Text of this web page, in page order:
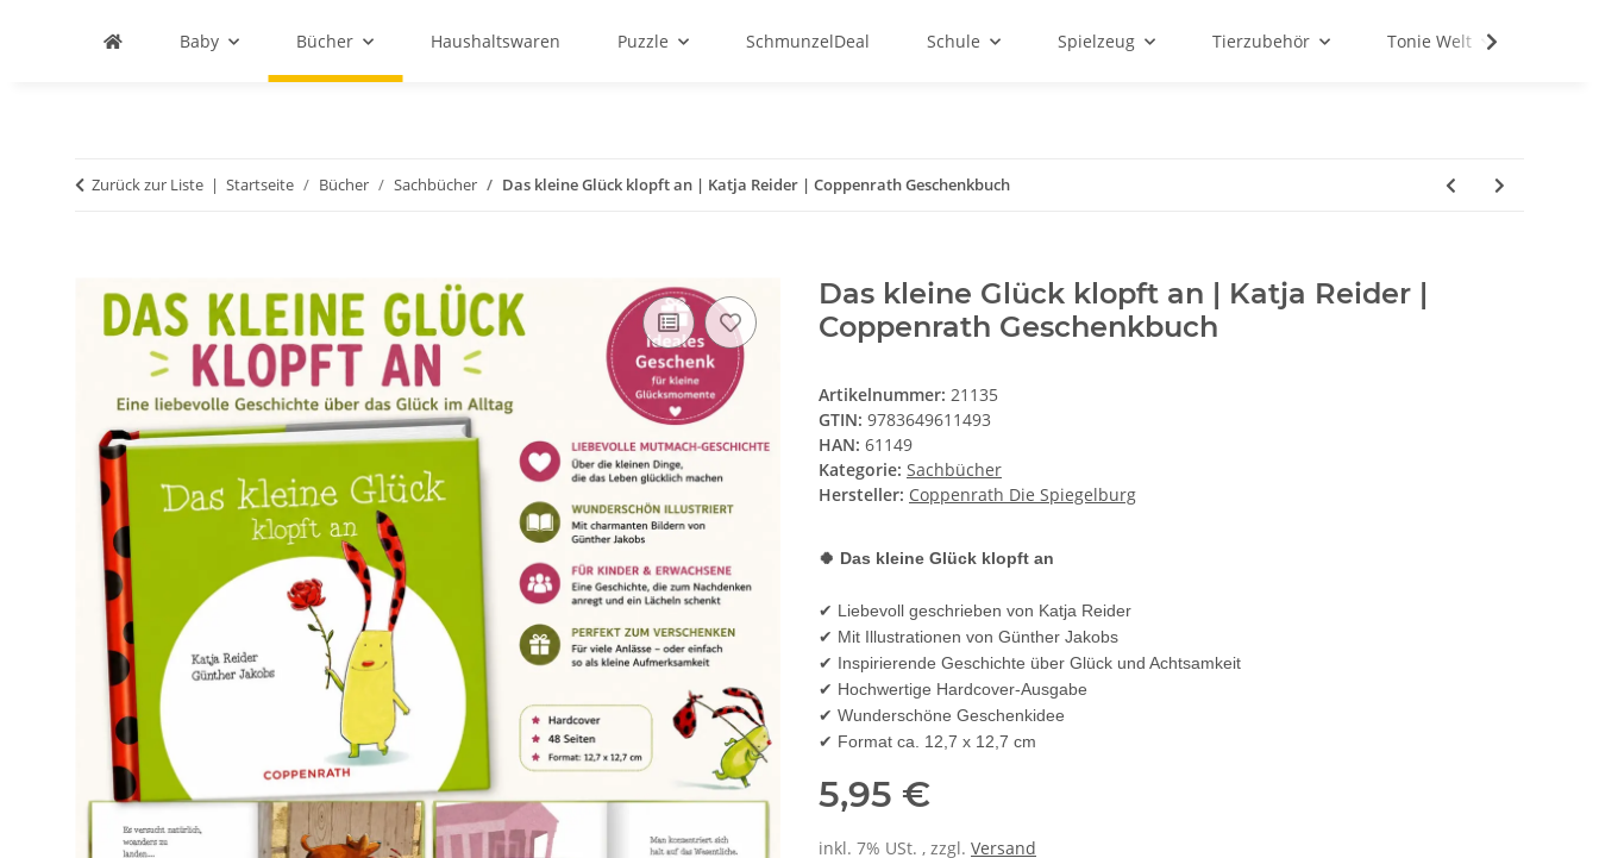
Baby Bücher Haushaltswaren Puzzle SchmunzelDeal Schule Spielzeug Tierzubehör Tonie Welt
Zurück zur Liste Startseite Bücher Sachbücher Das kleine Glück klopft an | Katja Reider | Coppenrath Geschenkbuch
Das kleine Glück klopft an | Katja Reider |
Coppenrath Geschenkbuch
Artikelnummer: 21135
GTIN: 9783649611493
HAN: 61149
Kategorie: Sachbücher
Hersteller: Coppenrath Die Spiegelburg
🍀 Das kleine Glück klopft an
✔ Liebevoll geschrieben von Katja Reider
✔ Mit Illustrationen von Günther Jakobs
✔ Inspirierende Geschichte über Glück und Achtsamkeit
✔ Hochwertige Hardcover-Ausgabe
✔ Wunderschöne Geschenkidee
✔ Format ca. 12,7 x 12,7 cm
5,95 €
inkl. 7% USt. , zzgl. Versand